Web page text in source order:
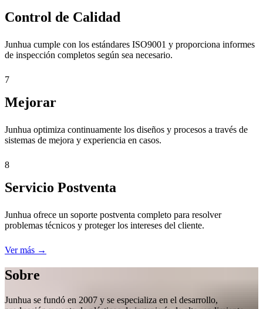
Control de Calidad
Junhua cumple con los estándares ISO9001 y proporciona informes
de inspección completos según sea necesario.
7
Mejorar
Junhua optimiza continuamente los diseños y procesos a través de
sistemas de mejora y experiencia en casos.
8
Servicio Postventa
Junhua ofrece un soporte postventa completo para resolver
problemas técnicos y proteger los intereses del cliente.
Ver más →
Sobre
Junhua se fundó en 2007 y se especializa en el desarrollo,